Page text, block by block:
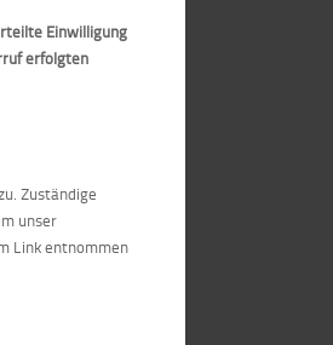
Einwilligung
erfolgten
Zuständige
unser
Link entnommen